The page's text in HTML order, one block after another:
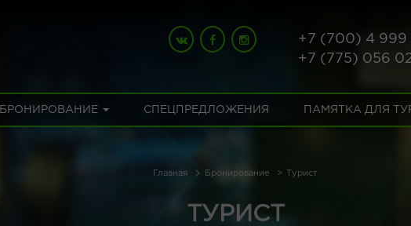
+7 (700) 4 999
+7 (775) 056
БРОНИРОВАНИЕ СПЕЦПРЕДЛОЖЕНИЯ ПАМЯТКА ДЛЯ
Главная Бронирование Турист
ТУРИСТ